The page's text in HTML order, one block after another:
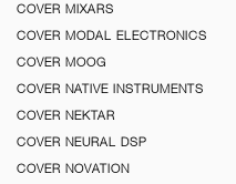
COVER MIXARS
COVER MODAL ELECTRONICS
COVER MOOG
COVER NATIVE INSTRUMENTS
COVER NEKTAR
COVER NEURAL DSP
COVER NOVATION